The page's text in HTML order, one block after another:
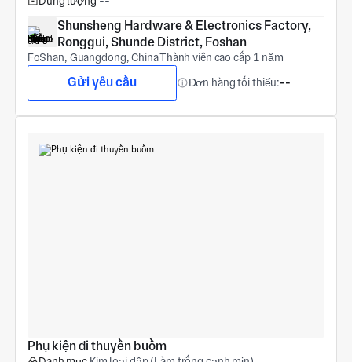
Shunsheng Hardware & Electronics Factory,
Ronggui, Shunde District, Foshan
FoShan, Guangdong, ChinaThành viên cao cấp 1 năm
Gửi yêu cầu Đơn hàng tối thiểu:--
Phụ kiện đi thuyền buồm